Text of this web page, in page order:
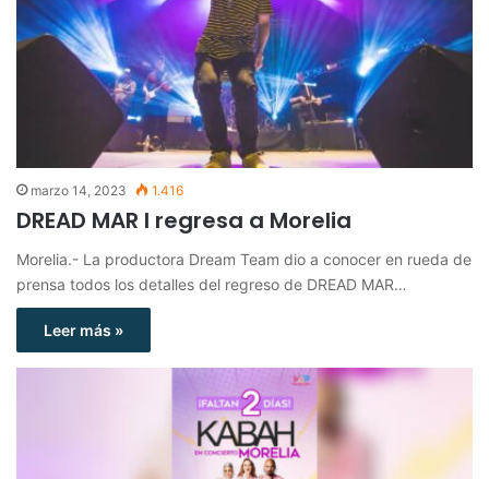
marzo 14, 2023 1.416
DREAD MAR I regresa a Morelia
Morelia.- La productora Dream Team dio a conocer en rueda de
prensa todos los detalles del regreso de DREAD MAR…
Leer más »